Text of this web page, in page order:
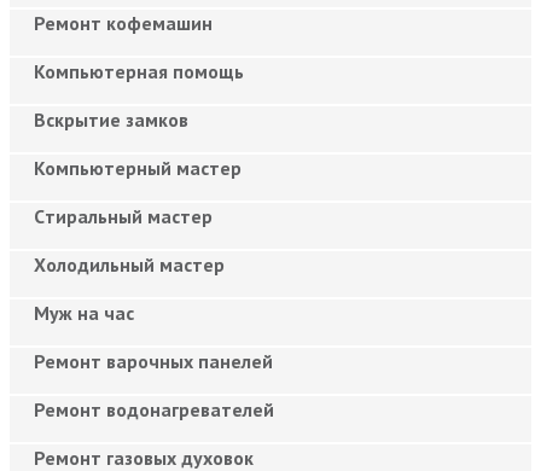
Ремонт кофемашин
Компьютерная помощь
Вскрытие замков
Компьютерный мастер
Cтиральный мастер
Холодильный мастер
Муж на час
Ремонт варочных панелей
Ремонт водонагревателей
Ремонт газовых духовок